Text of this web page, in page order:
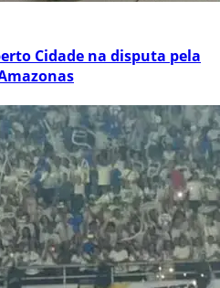
Cidade na disputa pela